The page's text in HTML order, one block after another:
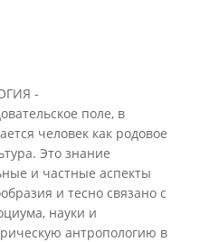
-
поле, в
человек как родовое
Это знание
и частные аспекты
и тесно связано с
науки и
антропологию в